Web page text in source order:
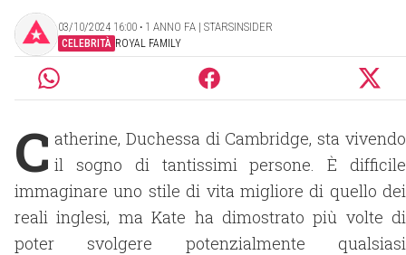
03/10/2024 16:00 ‧ 1 ANNO FA | STARSINSIDER
CELEBRITÀ ROYAL FAMILY
C atherine, Duchessa di Cambridge, sta vivendo
il sogno di tantissimi persone. È difficile
immaginare uno stile di vita migliore di quello dei
reali inglesi, ma Kate ha dimostrato più volte di
poter svolgere potenzialmente qualsiasi